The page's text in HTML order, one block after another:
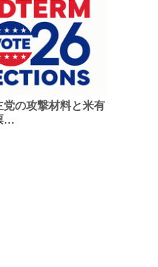
党の攻撃材料と米有
…